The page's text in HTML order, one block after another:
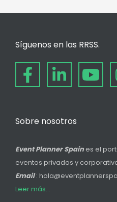
Síguenos en las RRSS.
Sobre nosotros
Event Planner Spain es el
eventos privados y
Email:
Leer más...